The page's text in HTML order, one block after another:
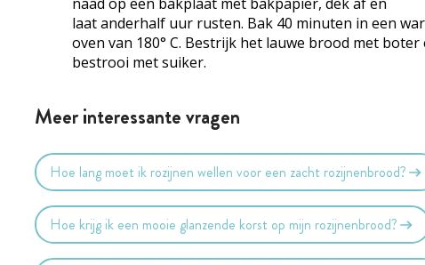
laat anderhalf uur rusten. Bak 40 minuten in een
oven van 180° C. Bestrijk het lauwe brood met boter
bestrooi met suiker.
Meer interessante vragen
Hoe lang moet ik rozijnen wellen voor een zacht rozijnenbrood?
Hoe krijg ik een mooie glanzende korst op mijn rozijnenbrood?